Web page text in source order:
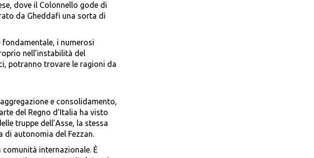
dove il Colonnello gode di
da Gheddafi una sorta di
i numerosi
nell’instabilità del
potranno trovare le ragioni da
e consolidamento,
del Regno d’Italia ha visto
truppe dell’Asse, la stessa
di autonomia del Fezzan.
internazionale. È